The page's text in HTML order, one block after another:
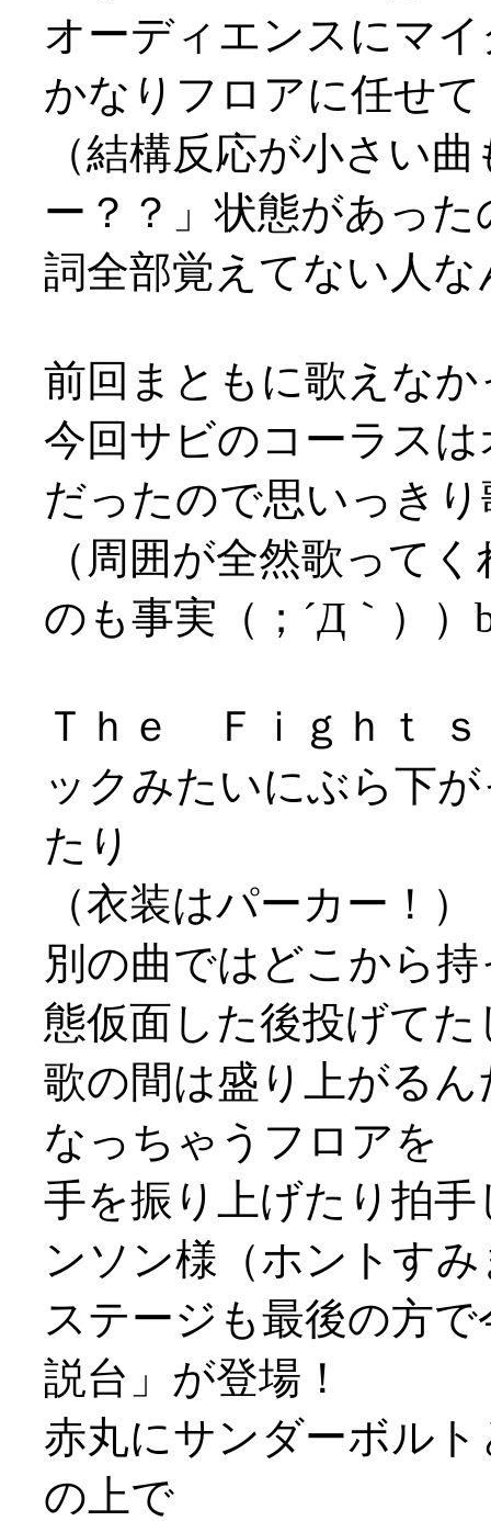
オーディエンスにマ
かなりフロアに任せ
（結構反応が小さい
ー？？」状態があっ
詞全部覚えてない人
前回まともに歌えなか
今回サビのコーラス
だったので思いっき
（周囲が全然歌って
のも事実（；´Д｀））
Ｔｈｅ Ｆｉｇｈｔ
ックみたいにぶら下
たり
（衣装はパーカー！）
別の曲ではどこから
態仮面した後投げてた
歌の間は盛り上がる
なっちゃうフロアを
手を振り上げたり拍
ンソン様（ホントす
ステージも最後の方
説台」が登場！
赤丸にサンダーボル
の上で